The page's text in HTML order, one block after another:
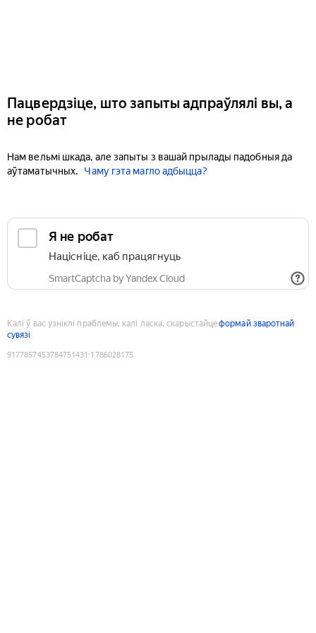
Пацвердзіце, што запыты адпраўлялі вы, а
не робат
Нам вельмі шкада, але запыты з вашай прылады падобныя да
аўтаматычных.
Чаму гэта магло адбыцца?
Я не робат
Націсніце, каб працягнуць
SmartCaptcha by Yandex Cloud
Калі ў вас узніклі праблемы, калі ласка, скарыстайцеформай зваротнай
сувязі
9177857453784751431 :1786028175